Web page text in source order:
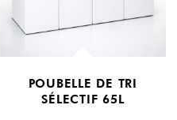
POUBELLE DE TRI
SÉLECTIF 65L